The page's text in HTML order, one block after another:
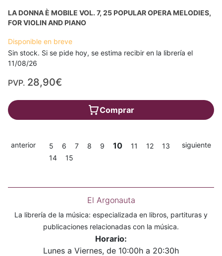
LA DONNA È MOBILE VOL. 7, 25 POPULAR OPERA MELODIES,
FOR VIOLIN AND PIANO
Disponible en breve
Sin stock. Si se pide hoy, se estima recibir en la librería el
11/08/26
PVP. 28,90€
Comprar
anterior 5 6 7 8 9 10 11 12
13
14
15
siguiente
El Argonauta
La librería de la música: especializada en libros, partituras y
publicaciones relacionadas con la música.
Horario:
Lunes a Viernes, de 10:00h a 20:30h